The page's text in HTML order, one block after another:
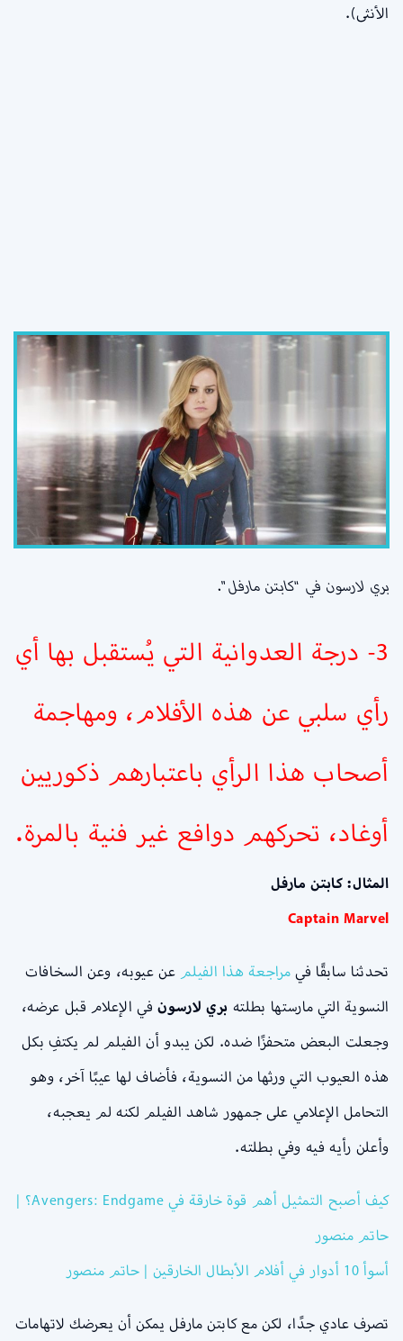
الأنثى).
بري لارسون في “كابتن مارفل”.
3- درجة العدوانية التي يُستقبل بها أي
رأي سلبي عن هذه الأفلام، ومهاجمة
أصحاب هذا الرأي باعتبارهم ذكوريين
أوغاد، تحركهم دوافع غير فنية بالمرة.
المثال: كابتن مارفل
Captain Marvel
تحدثنا سابقًا في مراجعة هذا الفيلم عن عيوبه، وعن السخافات
النسوية التي مارستها بطلته بري لارسونفي الإعلام قبل عرضه،
وجعلت البعض متحفزًا ضده. لكن يبدو أن الفيلم لم يكتفِ بكل
هذه العيوب التي ورثها من النسوية، فأضاف لها عيبًا آخر، وهو
التحامل الإعلامي على جمهور شاهد الفيلم لكنه لم يعجبه،
وأعلن رأيه فيه وفي بطلته.
كيف أصبح التمثيل أهم قوة خارقة في Avengers: Endgame؟ |
حاتم منصور
أسوأ 10 أدوار في أفلام الأبطال الخارقين | حاتم منصور
تصرف عادي جدًا، لكن مع كابتن مارفل يمكن أن يعرضك لاتهامات